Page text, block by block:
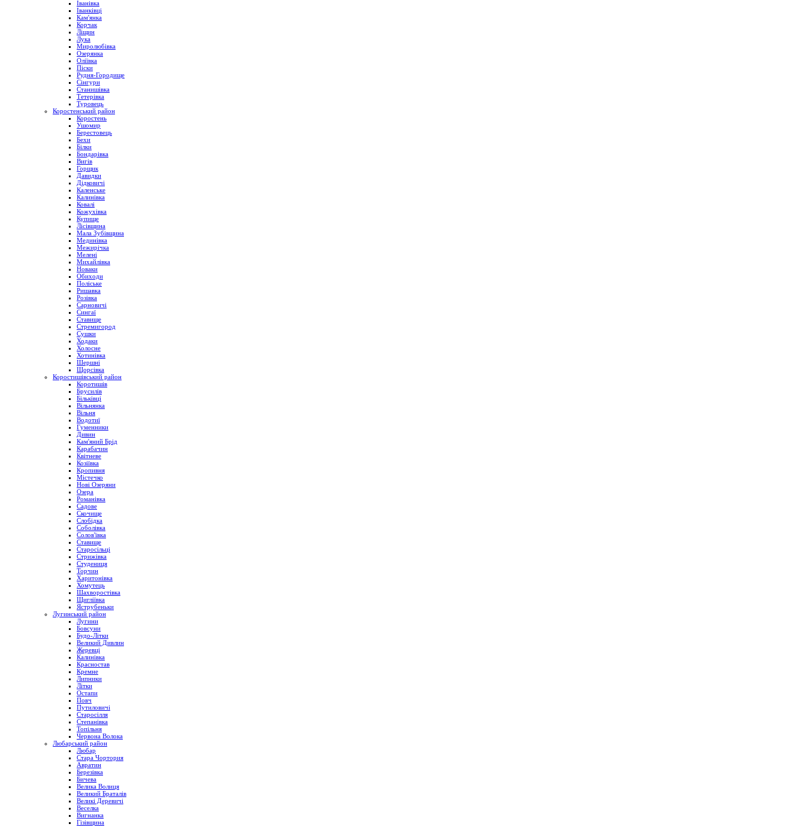
Іванівка
Іванківці
Кам'янка
Корчак
Ліщин
Лука
Миролюбівка
Озерянка
Оліївка
Піски
Рудня-Городище
Сінгури
Станишівка
Тетерівка
Туровець
Коростенський район
Коростень
Ушомир
Берестовець
Бехи
Білки
Бондарівка
Вигів
Горщик
Давидки
Дідковичі
Каленське
Калинівка
Ковалі
Кожухівка
Купище
Лісівщина
Мала Зубівщина
Мединівка
Межирічка
Мелені
Михайлівка
Новаки
Обиходи
Поліське
Ришавка
Розівка
Сарновичі
Сингаї
Ставище
Стремигород
Сушки
Ходаки
Холосне
Хотинівка
Шершні
Щорсівка
Коростишівський район
Коротишів
Брусилів
Більківці
Вільнянка
Вільня
Водотиї
Гуменники
Дивин
Кам'яний Брід
Карабачин
Квітневе
Козіївка
Кропивня
Містечко
Нові Озеряни
Озера
Романівка
Садове
Скочище
Слобідка
Соболівка
Солов'ївка
Ставище
Старосільці
Стрижівка
Студениця
Торчин
Харитонівка
Хомутець
Шахворостівка
Щигліївка
Яструбеньки
Лугинський район
Лугини
Бовсуни
Будо-Літки
Великий Дивлин
Жеревці
Калинівка
Красностав
Кремне
Липники
Літки
Остапи
Повч
Путиловичі
Старосілля
Степанівка
Топільня
Червона Волока
Любарський район
Любар
Стара Чортория
Авратин
Березівка
Бичева
Велика Волиця
Великий Браталів
Великі Деревичі
Веселка
Вигнанка
Гізівщина